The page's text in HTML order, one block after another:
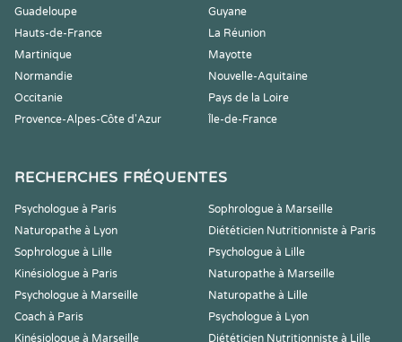
Guadeloupe
Guyane
Hauts-de-France
La Réunion
Martinique
Mayotte
Normandie
Nouvelle-Aquitaine
Occitanie
Pays de la Loire
Provence-Alpes-Côte d'Azur
Île-de-France
RECHERCHES FRÉQUENTES
Psychologue à Paris
Sophrologue à Marseille
Naturopathe à Lyon
Diététicien Nutritionniste à Paris
Sophrologue à Lille
Psychologue à Lille
Kinésiologue à Paris
Naturopathe à Marseille
Psychologue à Marseille
Naturopathe à Lille
Coach à Paris
Psychologue à Lyon
Kinésiologue à Marseille
Diététicien Nutritionniste à Lille